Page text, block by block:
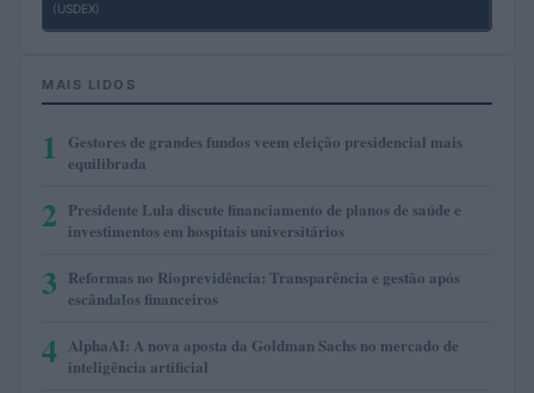
(USDEX)
MAIS LIDOS
1
Gestores de grandes fundos veem eleição presidencial mais
equilibrada
2 Presidente Lula discute financiamento de planos de saúde e
investimentos em hospitais universitários
3 Reformas no Rioprevidência: Transparência e gestão após
escândalos financeiros
4 AlphaAI: A nova aposta da Goldman Sachs no mercado de
inteligência artificial